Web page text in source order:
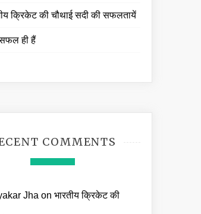
क्रिकेट की चौथाई सदी की सफलतायें
ही हैं
COMMENTS
Jha on भारतीय क्रिकेट की